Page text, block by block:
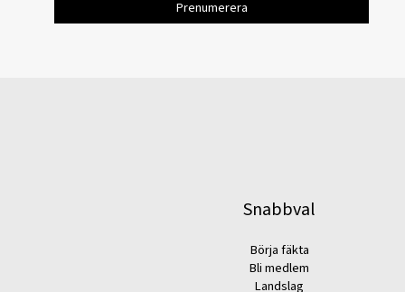
Snabbval
Börja fäkta
Bli medlem
Landslag